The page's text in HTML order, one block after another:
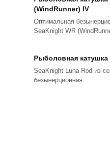
(WindRunner) IV
Оптимальная
SeaKnight WR
Рыболовная
SeaKnight Luna Rod из
безынерционная